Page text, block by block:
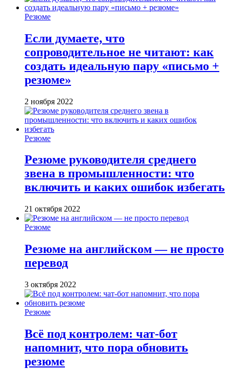
Резюме
Если думаете, что
сопроводительное не читают: как
создать идеальную пару «письмо +
резюме»
2 ноября 2022
Резюме
Резюме руководителя среднего
звена в промышленности: что
включить и каких ошибок избегать
21 октября 2022
Резюме
Резюме на английском — не просто
перевод
3 октября 2022
Резюме
Всё под контролем: чат-бот
напомнит, что пора обновить
резюме